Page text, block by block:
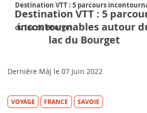
Destination VTT : 5 parcours
du lac du Bourget
Destination VTT : 5
incontournables autour
lac du Bourget
Dernière MàJ le07 Juin 2022
VOYAGE FRANCE SAVOIE